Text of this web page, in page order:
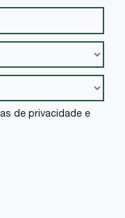
de privacidade e